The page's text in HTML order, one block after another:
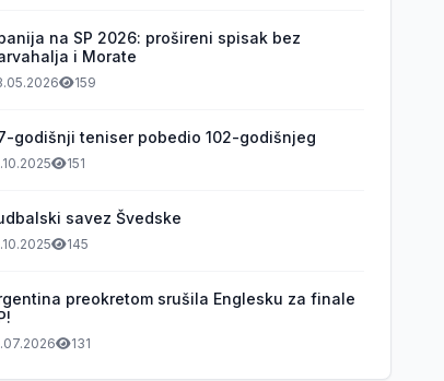
na SP 2026: prošireni spisak bez
i Morate
159
godišnji teniser pobedio 102-godišnjeg
151
savez Švedske
145
preokretom srušila Englesku za finale
131